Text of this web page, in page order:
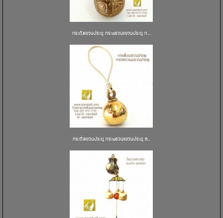
กระดิ่งแขวนประตู กระพรวนแขวนประตู ก...
กระดิ่งแขวนประตู กระพรวนแขวนประตู ล...